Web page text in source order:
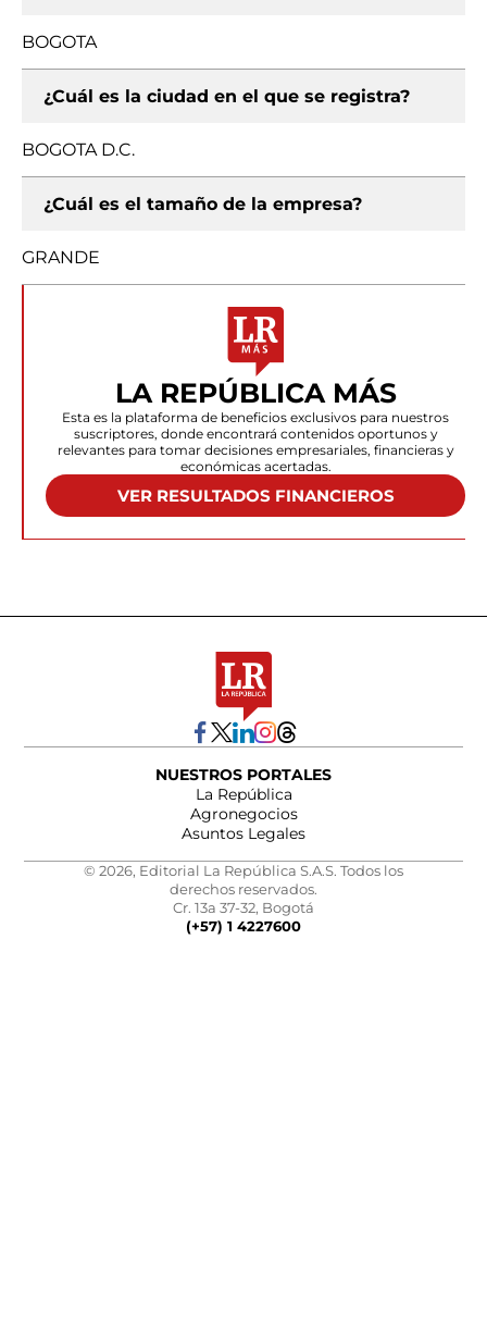
BOGOTA
¿Cuál es la ciudad en el que se registra?
BOGOTA D.C.
¿Cuál es el tamaño de la empresa?
GRANDE
LA REPÚBLICA MÁS
Esta es la plataforma de beneficios exclusivos para nuestros
suscriptores, donde encontrará contenidos oportunos y
relevantes para tomar decisiones empresariales, financieras y
económicas acertadas.
VER RESULTADOS FINANCIEROS
NUESTROS PORTALES
La República
Agronegocios
Asuntos Legales
© 2026, Editorial La República S.A.S. Todos los
derechos reservados.
Cr. 13a 37-32, Bogotá
(+57) 1 4227600